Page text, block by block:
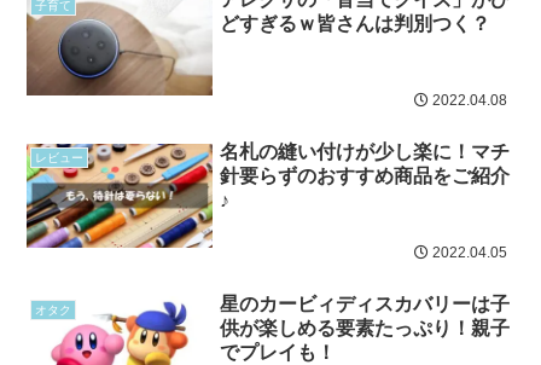
子育て
どすぎるｗ皆さんは判別つく？
2022.04.08
レビュー
名札の縫い付けが少し楽に！マチ
針要らずのおすすめ商品をご紹介
♪
2022.04.05
オタク
星のカービィディスカバリーは子
供が楽しめる要素たっぷり！親子
でプレイも！